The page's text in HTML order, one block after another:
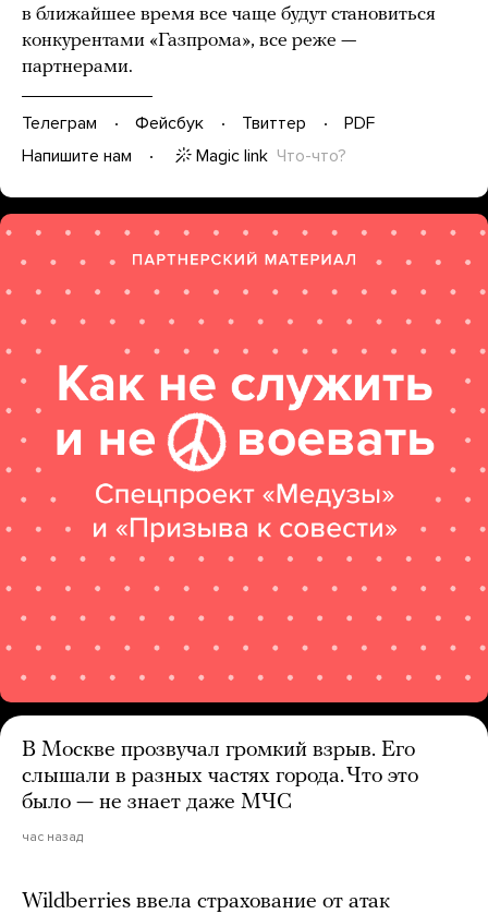
в ближайшее время все чаще будут становиться
конкурентами «Газпрома», все реже —
партнерами.
Телеграм Фейсбук Твиттер
PDF
Напишите нам
Magic link Что-что?
В Москве прозвучал громкий взрыв. Его
слышали в разных частях города. Что это
было — не знает даже МЧС
час назад
Wildberries ввела страхование от атак